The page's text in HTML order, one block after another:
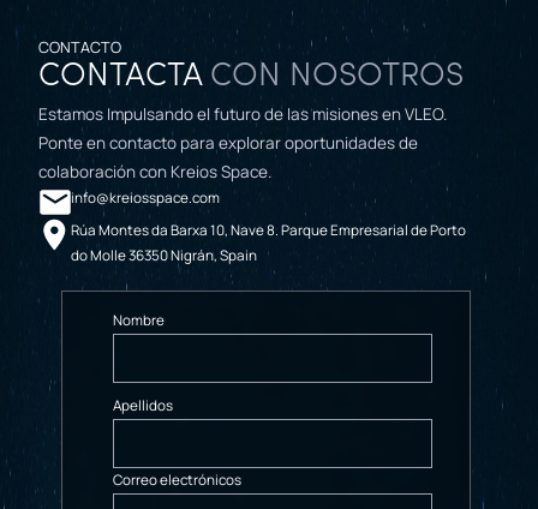
CONTACTO
CONTACTA CON NOSOTROS
Estamos Impulsando el futuro de las misiones en VLEO.
Ponte en contacto para explorar oportunidades de
colaboración con Kreios Space.
info@kreiosspace.com
Rúa Montes da Barxa 10, Nave 8. Parque Empresarial de Porto
do Molle 36350 Nigrán, Spain
Nombre
Apellidos
Correo electrónicos